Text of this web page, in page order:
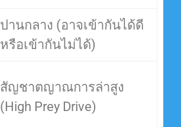
ปานกลาง (อาจเข้ากันได้ดี
หรือเข้ากันไม่ได้)
สัญชาตญาณการล่าสูง
(High Prey Drive)